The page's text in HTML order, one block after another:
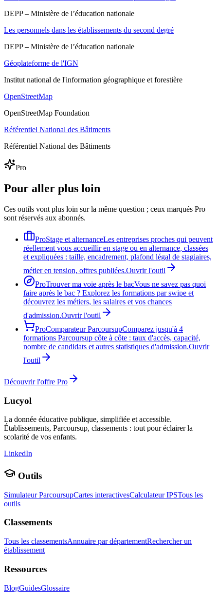
DEPP – Ministère de l’éducation nationale
Les personnels dans les établissements du second degré
DEPP – Ministère de l’éducation nationale
Géoplateforme de l'IGN
Institut national de l'information géographique et forestière
OpenStreetMap
OpenStreetMap Foundation
Référentiel National des Bâtiments
Référentiel National des Bâtiments
Pro
Pour aller plus loin
Ces outils vont plus loin sur la même question ; ceux marqués Pro
sont réservés aux abonnés.
ProStage et alternanceLes entreprises proches qui peuvent
réellement vous accueillir en stage ou en alternance, classées
et expliquées : taille, encadrement, plafond légal de stagiaires,
métier en tension, offres publiées.Ouvrir l'outil
ProTrouver ma voie après le bacVous ne savez pas quoi
faire après le bac ? Explorez les formations par swipe et
découvrez les métiers, les salaires et vos chances
d'admission.Ouvrir l'outil
ProComparateur ParcoursupComparez jusqu'à 4
formations Parcoursup côte à côte : taux d'accès, capacité,
nombre de candidats et autres statistiques d'admission.Ouvrir
l'outil
Découvrir l'offre Pro
Lucyol
La donnée éducative publique, simplifiée et accessible.
Établissements, Parcoursup, classements : tout pour éclairer la
scolarité de vos enfants.
LinkedIn
Outils
Simulateur ParcoursupCartes interactivesCalculateur IPSTous les
outils
Classements
Tous les classementsAnnuaire par départementRechercher un
établissement
Ressources
BlogGuidesGlossaire